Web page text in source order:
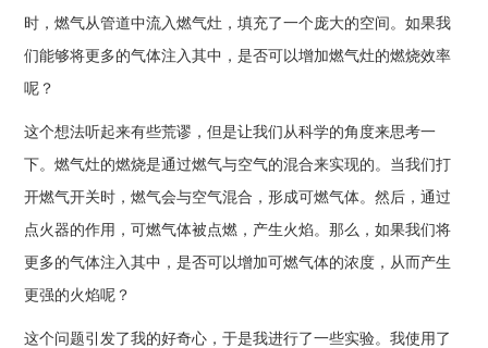
时，燃气从管道中流入燃气灶，填充了一个庞大的空间。如果我
们能够将更多的气体注入其中，是否可以增加燃气灶的燃烧效率
呢？
这个想法听起来有些荒谬，但是让我们从科学的角度来思考一
下。燃气灶的燃烧是通过燃气与空气的混合来实现的。当我们打
开燃气开关时，燃气会与空气混合，形成可燃气体。然后，通过
点火器的作用，可燃气体被点燃，产生火焰。那么，如果我们将
更多的气体注入其中，是否可以增加可燃气体的浓度，从而产生
更强的火焰呢？
这个问题引发了我的好奇心，于是我进行了一些实验。我使用了